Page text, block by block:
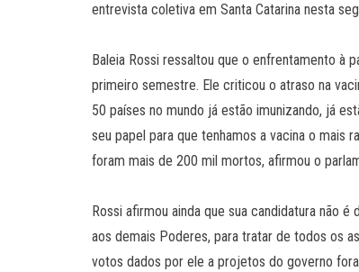
entrevista coletiva em Santa Catarina nesta
Baleia Rossi ressaltou que o enfrentamento à
primeiro semestre. Ele criticou o atraso na
50 países no mundo já estão imunizando, já
seu papel para que tenhamos a vacina o mais
foram mais de 200 mil mortos, afirmou o
Rossi afirmou ainda que sua candidatura não
aos demais Poderes, para tratar de todos os
votos dados por ele a projetos do governo